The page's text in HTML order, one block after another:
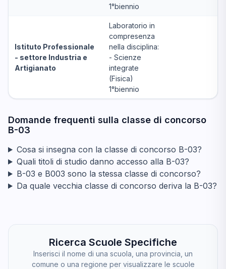
1°biennio
Istituto Professionale
- settore Industria e
Artigianato
Laboratorio in
compresenza
nella disciplina:
- Scienze
integrate
(Fisica)
1°biennio
Domande frequenti sulla classe di concorso
B-03
Cosa si insegna con la classe di concorso B-03?
Quali titoli di studio danno accesso alla B-03?
B-03 e B003 sono la stessa classe di concorso?
Da quale vecchia classe di concorso deriva la B-03?
Ricerca Scuole Specifiche
Inserisci il nome di una scuola, una provincia, un
comune o una regione per visualizzare le scuole